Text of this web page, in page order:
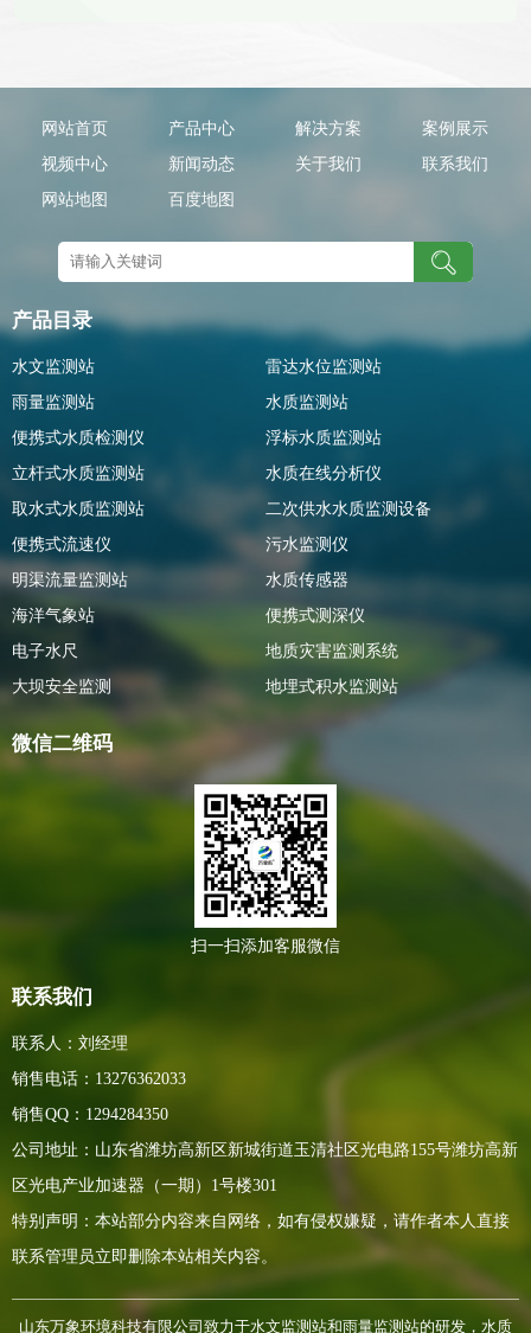
网站首页 产品中心 解决方案
案例展示
视频中心
新闻动态 关于我们
联系我们
网站地图
百度地图
产品目录
水文监测站
雷达水位监测站
雨量监测站
水质监测站
便携式水质检测仪
浮标水质监测站
立杆式水质监测站
水质在线分析仪
取水式水质监测站
二次供水水质监测设备
便携式流速仪
污水监测仪
明渠流量监测站
水质传感器
海洋气象站
便携式测深仪
电子水尺
地质灾害监测系统
大坝安全监测
地埋式积水监测站
微信二维码
扫一扫添加客服微信
联系我们
联系人：刘经理
销售电话：13276362033
销售QQ：1294284350
公司地址：山东省潍坊高新区新城街道玉清社区光电路155号潍坊高新
区光电产业加速器（一期）1号楼301
特别声明：本站部分内容来自网络，如有侵权嫌疑，请作者本人直接
联系管理员立即删除本站相关内容。
山东万象环境科技有限公司致力于水文监测站和雨量监测站的研发，水质